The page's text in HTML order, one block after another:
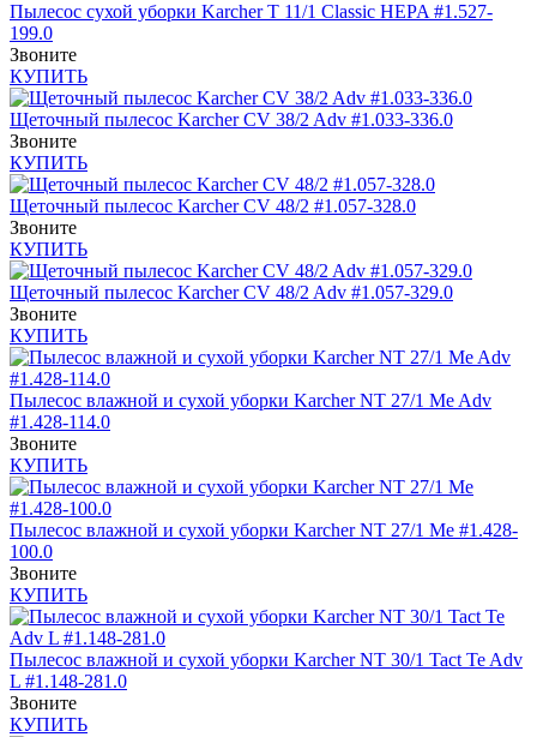
Пылесос сухой уборки Karcher T 11/1 Classic HEPA #1.527-
199.0
Звоните
КУПИТЬ
Щеточный пылесос Karcher CV 38/2 Adv #1.033-336.0
Звоните
КУПИТЬ
Щеточный пылесос Karcher CV 48/2 #1.057-328.0
Звоните
КУПИТЬ
Щеточный пылесос Karcher CV 48/2 Adv #1.057-329.0
Звоните
КУПИТЬ
Пылесос влажной и сухой уборки Karcher NT 27/1 Me Adv
#1.428-114.0
Звоните
КУПИТЬ
Пылесос влажной и сухой уборки Karcher NT 27/1 Me #1.428-
100.0
Звоните
КУПИТЬ
Пылесос влажной и сухой уборки Karcher NT 30/1 Tact Te Adv
L #1.148-281.0
Звоните
КУПИТЬ